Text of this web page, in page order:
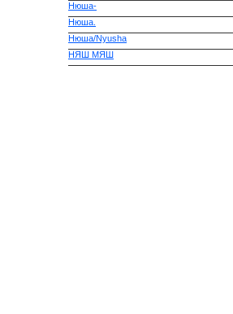
Нюша-
Нюша.
Нюша/Nyusha
НЯШ МЯШ